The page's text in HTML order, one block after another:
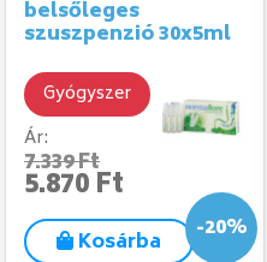
belsőleges
szuszpenzió 30x5ml
Gyógyszer
Ár:
7.339 Ft
5.870 Ft
Kosárba -20%